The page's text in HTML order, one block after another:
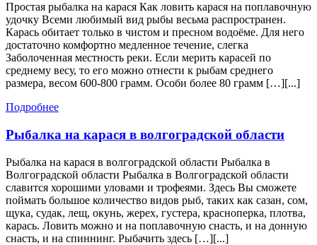
на
карася
Простая рыбалка на карася Как ловить карася на поплавочную
удочку Всеми любимый вид рыбы весьма распространен.
Карась обитает только в чистом и пресном водоёме. Для него
достаточно комфортно медленное течение, слегка
Заболоченная местность реки. Если мерить карасей по
среднему весу, то его можно отнести к рыбам среднего
размера, весом 600-800 грамм. Особи более 80 грамм […][...]
ПодробнееПодробнее
Рыбалка на карася в волгоградской области
в
Рыбалка на карася в волгоградской области Рыбалка в
Волгоградской области Рыбалка в Волгоградской области
славится хорошими уловами и трофеями. Здесь Вы сможете
поймать большое количество видов рыб, таких как сазан, сом,
щука, судак, лещ, окунь, жерех, густера, красноперка, плотва,
карась. Ловить можно и на поплавочную снасть, и на донную
снасть, и на спиннинг. Рыбачить здесь […][...]